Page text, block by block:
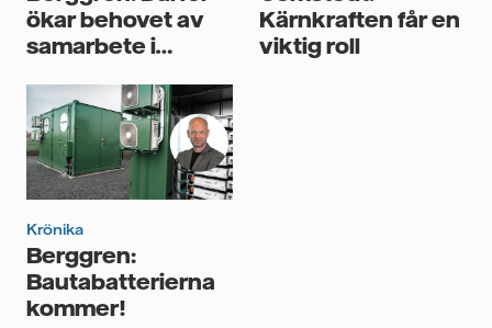
ökar behovet av
samarbete i
Kärnkraften får en
viktig roll
Krönika
Berggren:
Bautabatterierna
kommer!